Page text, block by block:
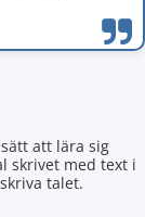
att lära sig
skrivet med text i
talet.